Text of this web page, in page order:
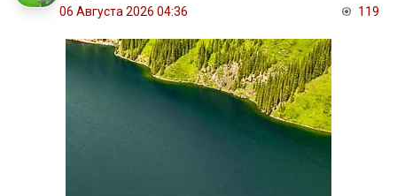
06 Августа 2026 04:36 119